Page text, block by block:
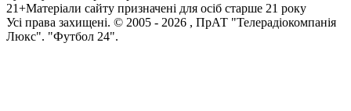
21+Матеріали сайту призначені для осіб старше 21 року
Усi права захищенi. © 2005 - 2026 , ПрАТ "Телерадіокомпанія
Люкс". "Футбол 24".